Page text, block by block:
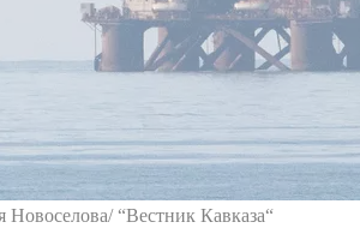
“Вестник Кавказа“